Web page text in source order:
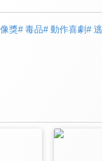
獎# 毒品# 動作喜劇#